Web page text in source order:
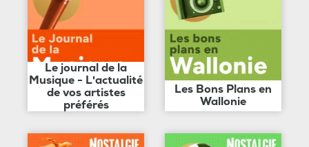
Le journal de la
Musique - L'actualité
de vos artistes
préférés
Les Bons Plans en
Wallonie